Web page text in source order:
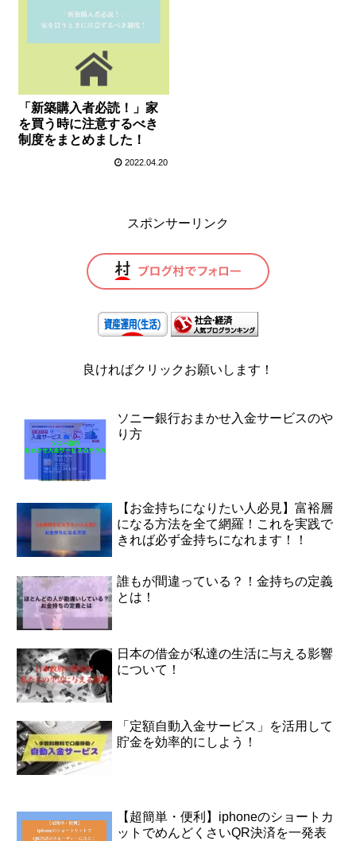
「新築購入者必読！」家
を買う時に注意するべき
制度をまとめました！
2022.04.20
スポンサーリンク
良ければクリックお願いします！
ソニー銀行おまかせ入金サービスのや
り方
【お金持ちになりたい人必見】富裕層
になる方法を全て網羅！これを実践で
きれば必ず金持ちになれます！！
誰もが間違っている？！金持ちの定義
とは！
日本の借金が私達の生活に与える影響
について！
「定額自動入金サービス」を活用して
貯金を効率的にしよう！
【超簡単・便利】iphoneのショートカ
ットでめんどくさいQR決済を一発表